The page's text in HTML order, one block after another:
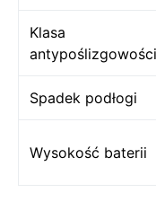
Klasa
antypoślizgowości
Spadek podłogi
Wysokość baterii